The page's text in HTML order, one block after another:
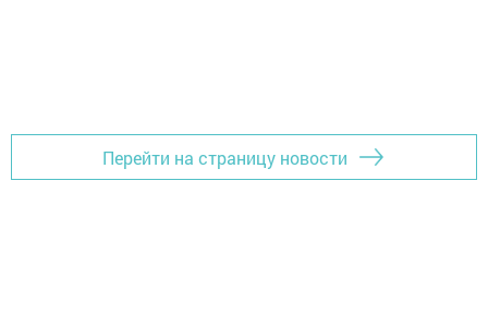
Перейти на страницу новости